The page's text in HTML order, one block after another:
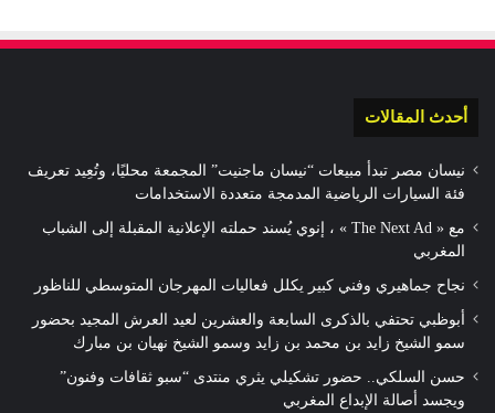
أحدث المقالات
نيسان مصر تبدأ مبيعات “نيسان ماجنيت” المجمعة محليًا، وتُعِيد تعريف
فئة السيارات الرياضية المدمجة متعددة الاستخدامات
مع « The Next Ad » ، إنوي يُسند حملته الإعلانية المقبلة إلى الشباب
المغربي
نجاح جماهيري وفني كبير يكلل فعاليات المهرجان المتوسطي للناظور
أبوظبي تحتفي بالذكرى السابعة والعشرين لعيد العرش المجيد بحضور
سمو الشيخ زايد بن محمد بن زايد وسمو الشيخ نهيان بن مبارك
حسن السلكي.. حضور تشكيلي يثري منتدى “سبو ثقافات وفنون”
ويجسد أصالة الإبداع المغربي